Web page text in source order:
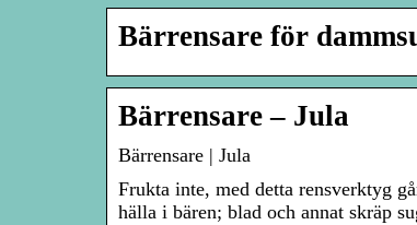
Bärrensare för
Bärrensare – Jula
Bärrensare | Jula
Frukta inte, med detta rensverktyg
hälla i bären; blad och annat skräp